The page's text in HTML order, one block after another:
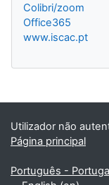
Colibri/zoom
Office365
www.iscac.pt
Blocos
Utilizador não
Página principal
Português -